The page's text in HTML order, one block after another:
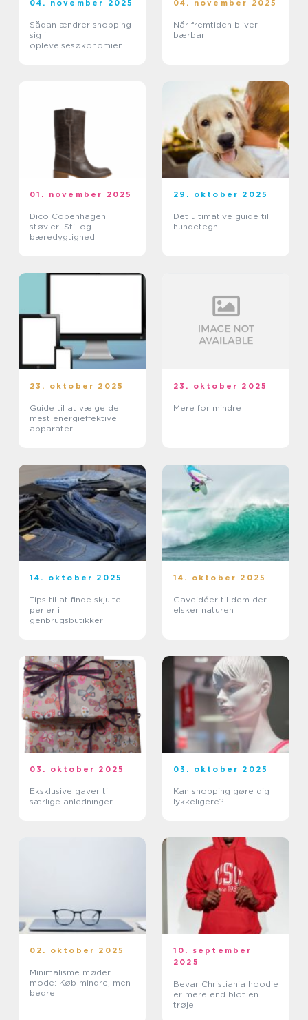
04. november 2025
Sådan ændrer shopping
sig i
oplevelsesøkonomien
04. november 2025
Når fremtiden bliver
bærbar
01. november 2025
Dico Copenhagen
støvler: Stil og
bæredygtighed
29. oktober 2025
Det ultimative guide til
hundetegn
23. oktober 2025
Guide til at vælge de
mest energieffektive
apparater
23. oktober 2025
Mere for mindre
14. oktober 2025
Tips til at finde skjulte
perler i
genbrugsbutikker
14. oktober 2025
Gaveidéer til dem der
elsker naturen
03. oktober 2025
Eksklusive gaver til
særlige anledninger
03. oktober 2025
Kan shopping gøre dig
lykkeligere?
02. oktober 2025
Minimalisme møder
mode: Køb mindre, men
bedre
10. september
2025
Bevar Christiania hoodie
er mere end blot en
trøje